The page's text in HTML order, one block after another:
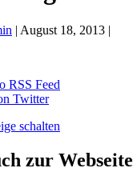
| August 18, 2013 |
RSS Feed
Twitter
schalten
zur Webseite